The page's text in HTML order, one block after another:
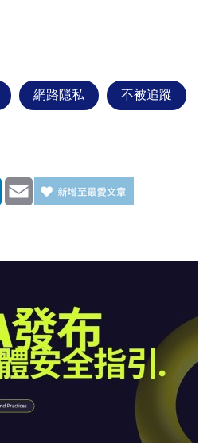
網路隱私 不被追蹤
LinkedIn
Email